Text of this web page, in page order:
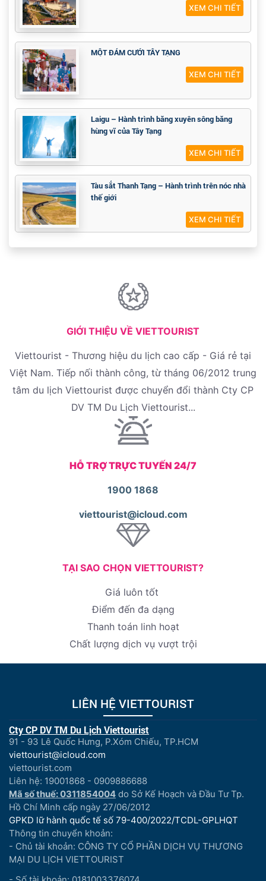
XEM CHI TIẾT
MỘT ĐÁM CƯỚI TÂY TẠNG
XEM CHI TIẾT
Laigu – Hành trình băng xuyên sông băng
hùng vĩ của Tây Tạng
XEM CHI TIẾT
Tàu sắt Thanh Tạng – Hành trình trên nóc nhà
thế giới
XEM CHI TIẾT
GIỚI THIỆU VỀ VIETTOURIST
Viettourist - Thương hiệu du lịch cao cấp - Giá rẻ tại
Việt Nam. Tiếp nối thành công, từ tháng 06/2012 trung
tâm du lịch Viettourist được chuyển đổi thành Cty CP
DV TM Du Lịch Viettourist...
HỖ TRỢ TRỰC TUYẾN 24/7
1900 1868
viettourist@icloud.com
TẠI SAO CHỌN VIETTOURIST?
Giá luôn tốt
Điểm đến đa dạng
Thanh toán linh hoạt
Chất lượng dịch vụ vượt trội
LIÊN HỆ VIETTOURIST
Cty CP DV TM Du Lịch Viettourist
91 - 93 Lê Quốc Hưng, P.Xóm Chiếu, TP.HCM
viettourist@icloud.com
viettourist.com
Liên hệ: 19001868 - 0909886688
Mã số thuế: 0311854004 do Sở Kế Hoạch và Đầu Tư Tp.
Hồ Chí Minh cấp ngày 27/06/2012
GPKD lữ hành quốc tế số 79-400/2022/TCDL-GPLHQT
Thông tin chuyển khoản:
- Chủ tài khoản: CÔNG TY CỔ PHẦN DỊCH VỤ THƯƠNG
MẠI DU LỊCH VIETTOURIST